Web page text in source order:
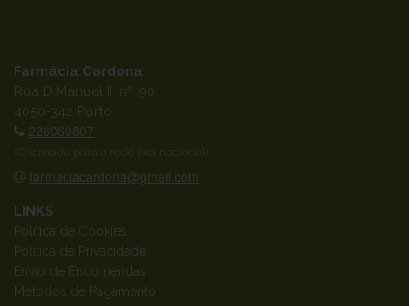
Farmácia Cardona
Rua D.Manuel II, nº 90
4050-342 Porto
226069807
(Chamada para a rede fixa nacional)
farmaciacardona@gmail.com
LINKS
Política de Cookies
Política de Privacidade
Envio de Encomendas
Métodos de Pagamento